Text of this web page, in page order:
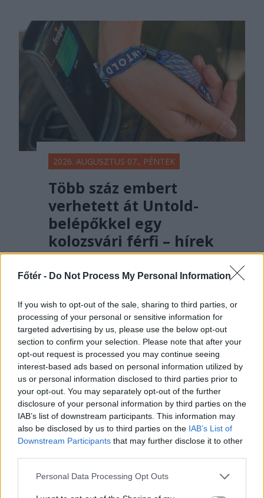
Főtér - Do Not Process My Personal Information
If you wish to opt-out of the sale, sharing to third parties, or
processing of your personal or sensitive information for
targeted advertising by us, please use the below opt-out
section to confirm your selection. Please note that after your
opt-out request is processed you may continue seeing
interest-based ads based on personal information utilized by
us or personal information disclosed to third parties prior to
your opt-out. You may separately opt-out of the further
disclosure of your personal information by third parties on the
IAB’s list of downstream participants. This information may
also be disclosed by us to third parties on the IAB’s List of
Downstream Participants that may further disclose it to other
Personal Data Processing Opt Outs
2026. AUGUSZTUS 07., PÉNTEK
Több száz embert
verhetett át Untold-
belépőkkel egy
kolozsvári férfi – hírek
pénteken
A rendőrség vizsgálódik
elkövetett lehetséges csalás
ügyében, a károsultak között sok a
magyar diák. Közben alig néhány
szavazat hiányzik egy PSD-RMDSZ-
kormányhoz.